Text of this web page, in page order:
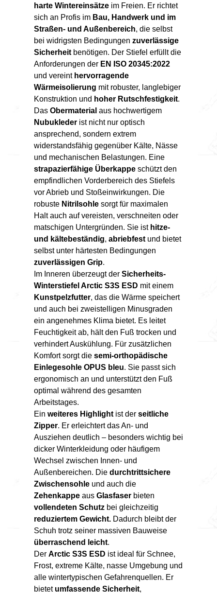
harte Wintereinsätze im Freien. Er richtet
sich an Profis im Bau, Handwerk und im
Straßen- und Außenbereich, die selbst
bei widrigsten Bedingungen zuverlässige
Sicherheitbenötigen. Der Stiefel erfüllt die
Anforderungen der EN ISO 20345:2022
und vereint hervorragende
Wärmeisolierung mit robuster, langlebiger
Konstruktion und hoher Rutschfestigkeit.
Das Obermaterial aus hochwertigem
Nubukleder ist nicht nur optisch
ansprechend, sondern extrem
widerstandsfähig gegenüber Kälte, Nässe
und mechanischen Belastungen. Eine
strapazierfähige Überkappe schützt den
empfindlichen Vorderbereich des Stiefels
vor Abrieb und Stoßeinwirkungen. Die
robuste Nitrilsohle sorgt für maximalen
Halt auch auf vereisten, verschneiten oder
matschigen Untergründen. Sie ist hitze-
und kältebeständig, abriebfestund bietet
selbst unter härtesten Bedingungen
zuverlässigen Grip.
Im Inneren überzeugt der Sicherheits-
Winterstiefel Arctic S3S ESD mit einem
Kunstpelzfutter, das die Wärme speichert
und auch bei zweistelligen Minusgraden
ein angenehmes Klima bietet. Es leitet
Feuchtigkeit ab, hält den Fuß trocken und
verhindert Auskühlung. Für zusätzlichen
Komfort sorgt die semi-orthopädische
Einlegesohle OPUS bleu. Sie passt sich
ergonomisch an und unterstützt den Fuß
optimal während des gesamten
Arbeitstages.
Ein weiteres Highlightist der seitliche
Zipper. Er erleichtert das An- und
Ausziehen deutlich – besonders wichtig bei
dicker Winterkleidung oder häufigem
Wechsel zwischen Innen- und
Außenbereichen. Die durchtrittsichere
Zwischensohle und auch die
Zehenkappe aus Glasfaser bieten
vollendeten Schutz bei gleichzeitig
reduziertem Gewicht. Dadurch bleibt der
Schuh trotz seiner massiven Bauweise
überraschend leicht.
Der Arctic S3S ESD ist ideal für Schnee,
Frost, extreme Kälte, nasse Umgebung und
alle wintertypischen Gefahrenquellen. Er
bietet umfassende Sicherheit,